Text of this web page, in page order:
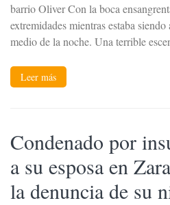
barrio Oliver Con la boca
extremidades mientras estaba
medio de la noche. Una terrible
Leer más
Condenado por
a su esposa en
la denuncia de su